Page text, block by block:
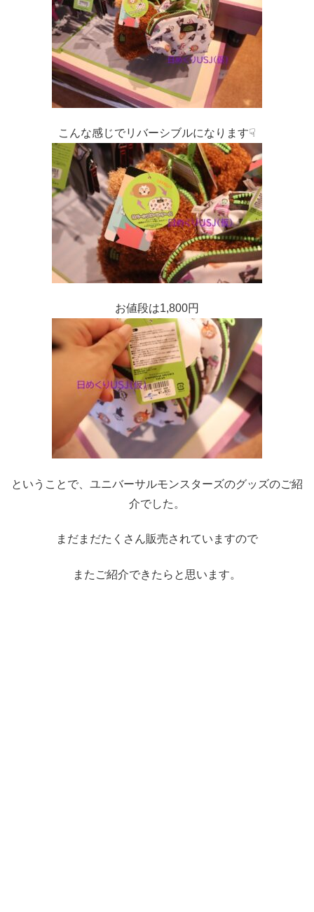
こんな感じでリバーシブルになります☟
お値段は1,800円
ということで、ユニバーサルモンスターズのグッズのご紹
介でした。
まだまだたくさん販売されていますので
またご紹介できたらと思います。